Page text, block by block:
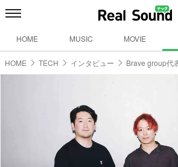
HOME MUSIC MOVIE
HOME TECH インタビュー Brave group代